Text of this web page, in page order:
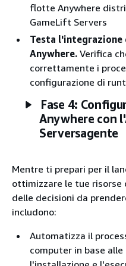
flotte Anywhere
GameLift Servers
Testa
Anywhere. Verifica
correttamente i
configurazione di
Fase 4:
Anywhere con
Serversagente
Mentre ti prepari per il
ottimizzare le tue risorse
delle decisioni da
includono:
Automatizza il
computer in base alle